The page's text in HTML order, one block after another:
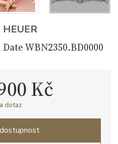
HEUER
WBN2350.BD0000
Kč
dotaz